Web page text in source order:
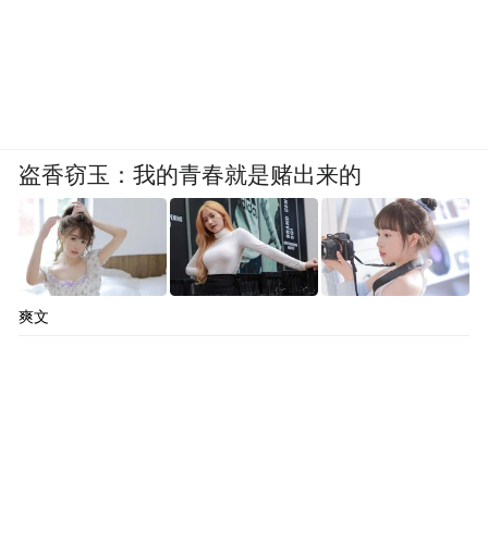
盗香窃玉：我的青春就是赌出来的
爽文